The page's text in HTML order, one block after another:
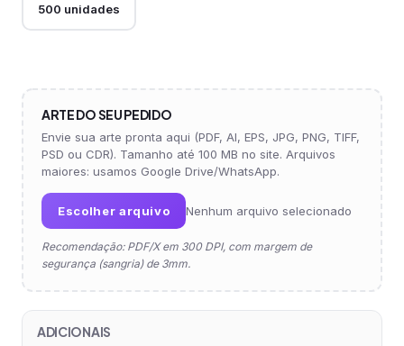
500 unidades
ARTE DO SEU PEDIDO
Envie sua arte pronta aqui (PDF, AI, EPS, JPG, PNG, TIFF,
PSD ou CDR). Tamanho até 100 MB no site. Arquivos
maiores: usamos Google Drive/WhatsApp.
Escolher arquivo Nenhum arquivo selecionado
Recomendação: PDF/X em 300 DPI, com margem de
segurança (sangria) de 3mm.
ADICIONAIS